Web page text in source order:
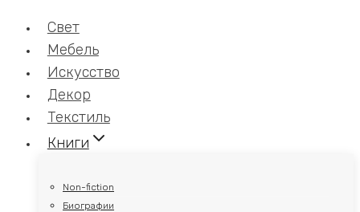
Свет
Мебель
Искусство
Декор
Текстиль
Книги
Non-fiction
Биографии